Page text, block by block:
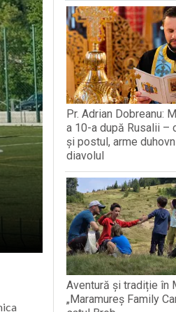
lansare de carte și
a alăturat echipei
la Cluj-Napoca
MEDJUGORJE
Pr. Adrian Dobreanu:
a 10-a după Rusalii –
și postul, arme
diavolul
Aventură și tradiție în
„Maramureș Family